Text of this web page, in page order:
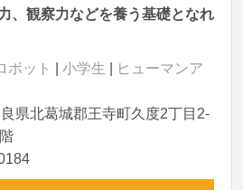
、観察力などを養う基礎となれ
ボット 小学生
ヒューマンア
良県北葛城郡王寺町久度2丁目2-